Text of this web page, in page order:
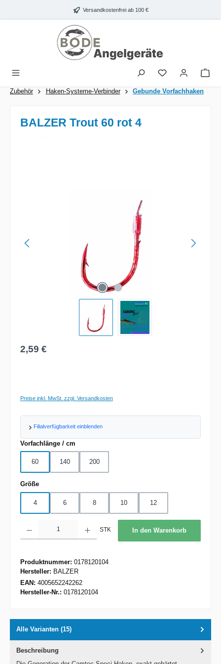
Zum Hauptinhalt springen Versandkostenfrei ab 100 €
Zubehör Haken-Systeme-Verbinder Gebunde Vorfachhaken
BALZER Trout 60 rot 4
Regulärer Preis:
2,59 €
Preise inkl. MwSt. zzgl. Versandkosten
Filialverfügbarkeit einblenden
Vorfachlänge / cm
60 140 200
Größeauswählen
4 6 8 10 12
STK In den Warenkorb
Produktnummer: 0178120104
Hersteller: BALZER
EAN: 4005652242262
Hersteller-Nr.: 0178120104
Alle Varianten (15)
Beschreibung